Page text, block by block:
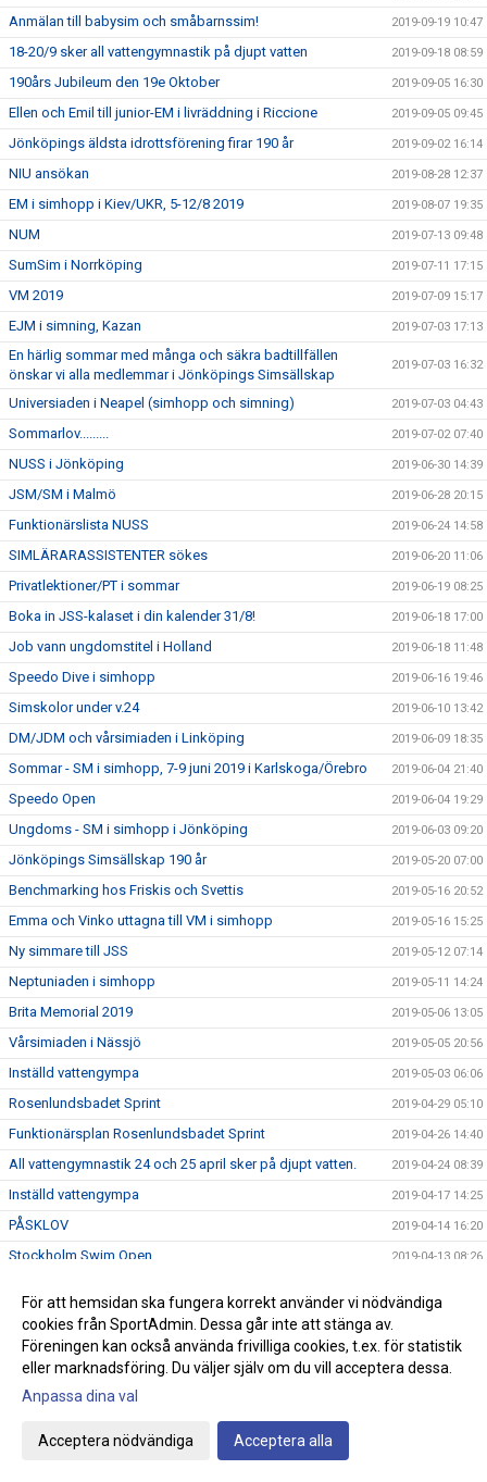
Anmälan till babysim och småbarnssim! 2019-09-19 10:47
18-20/9 sker all vattengymnastik på djupt vatten 2019-09-18 08:59
190års Jubileum den 19e Oktober 2019-09-05 16:30
Ellen och Emil till junior-EM i livräddning i Riccione 2019-09-05 09:45
Jönköpings äldsta idrottsförening firar 190 år 2019-09-02 16:14
NIU ansökan 2019-08-28 12:37
EM i simhopp i Kiev/UKR, 5-12/8 2019 2019-08-07 19:35
NUM 2019-07-13 09:48
SumSim i Norrköping 2019-07-11 17:15
VM 2019 2019-07-09 15:17
EJM i simning, Kazan 2019-07-03 17:13
En härlig sommar med många och säkra badtillfällen
önskar vi alla medlemmar i Jönköpings Simsällskap
2019-07-03 16:32
Universiaden i Neapel (simhopp och simning) 2019-07-03 04:43
Sommarlov......... 2019-07-02 07:40
NUSS i Jönköping 2019-06-30 14:39
JSM/SM i Malmö 2019-06-28 20:15
Funktionärslista NUSS 2019-06-24 14:58
SIMLÄRARASSISTENTER sökes 2019-06-20 11:06
Privatlektioner/PT i sommar 2019-06-19 08:25
Boka in JSS-kalaset i din kalender 31/8! 2019-06-18 17:00
Job vann ungdomstitel i Holland 2019-06-18 11:48
Speedo Dive i simhopp 2019-06-16 19:46
Simskolor under v.24 2019-06-10 13:42
DM/JDM och vårsimiaden i Linköping 2019-06-09 18:35
Sommar - SM i simhopp, 7-9 juni 2019 i Karlskoga/Örebro 2019-06-04 21:40
Speedo Open 2019-06-04 19:29
Ungdoms - SM i simhopp i Jönköping 2019-06-03 09:20
Jönköpings Simsällskap 190 år 2019-05-20 07:00
Benchmarking hos Friskis och Svettis 2019-05-16 20:52
Emma och Vinko uttagna till VM i simhopp 2019-05-16 15:25
Ny simmare till JSS 2019-05-12 07:14
Neptuniaden i simhopp 2019-05-11 14:24
Brita Memorial 2019 2019-05-06 13:05
Vårsimiaden i Nässjö 2019-05-05 20:56
Inställd vattengympa 2019-05-03 06:06
Rosenlundsbadet Sprint 2019-04-29 05:10
Funktionärsplan Rosenlundsbadet Sprint 2019-04-26 14:40
All vattengymnastik 24 och 25 april sker på djupt vatten. 2019-04-24 08:39
Inställd vattengympa 2019-04-17 14:25
PÅSKLOV 2019-04-14 16:20
Stockholm Swim Open 2019-04-13 08:26
Helsinki swim meet
JSS årsmöte 2019-03-27 06:49
Masters SM 2019-03-24 21:20
Lärare/instruktörer sökes till växande verksamhet !
TJEJKVÄLL 28 MARS
För att hemsidan ska fungera korrekt använder vi nödvändiga
cookies från SportAdmin. Dessa går inte att stänga av.
Föreningen kan också använda frivilliga cookies, t.ex. för statistik
eller marknadsföring. Du väljer själv om du vill acceptera dessa.
Anpassa dina val
Acceptera nödvändiga Acceptera alla